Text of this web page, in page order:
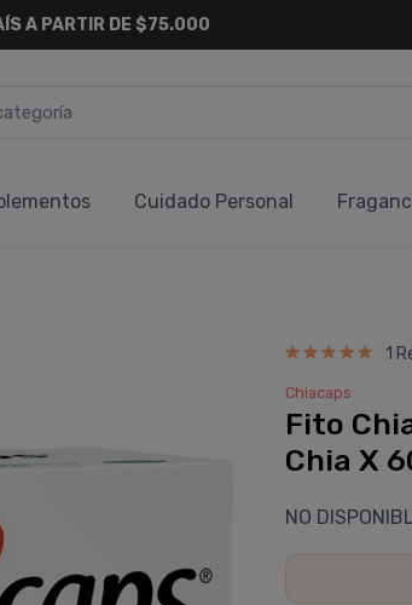
Cuidado Personal
1
Chiacaps
Fito
Chia X
NO